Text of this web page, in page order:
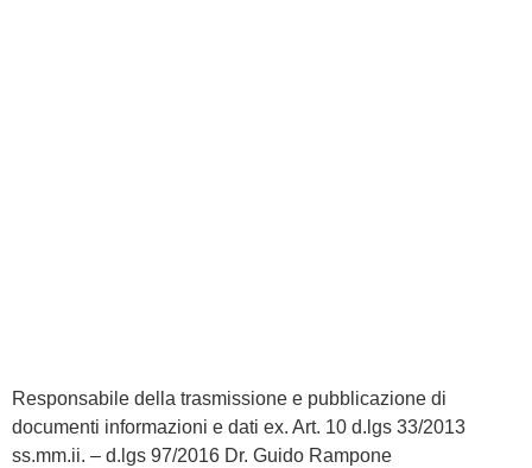
Responsabile della trasmissione e pubblicazione di
documenti informazioni e dati ex. Art. 10 d.lgs 33/2013
ss.mm.ii. – d.lgs 97/2016 Dr. Guido Rampone